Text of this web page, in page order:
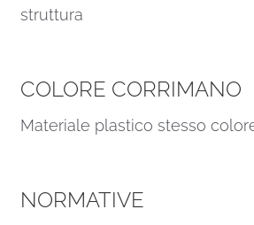
struttura
COLORE CORRIMANO
Materiale plastico stesso
NORMATIVE